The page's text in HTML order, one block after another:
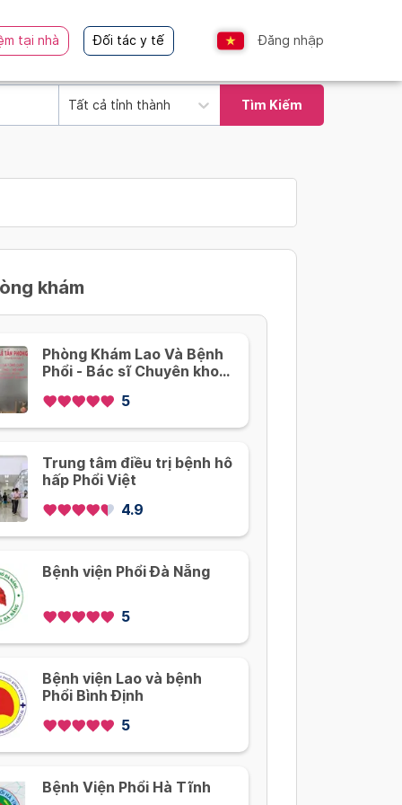
tại nhà Đối tác y tế Đăng nhập
Tất cả tỉnh thành Tìm Kiếm
khám
Phòng Khám Lao Và Bệnh
Phổi - Bác sĩ Chuyên khoa
5
Trung tâm điều trị bệnh hô
hấp Phổi Việt
4.9
Bệnh viện Phổi Đà Nẵng
5
Bệnh viện Lao và bệnh
Phổi Bình Định
5
Bệnh Viện Phổi Hà Tĩnh